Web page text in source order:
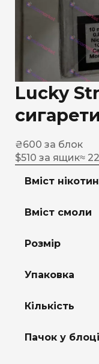
Lucky
₴600 за блок
$510 за ящик≈
Вміст
Вміст смоли
Розмір
Упаковка
Кількість
Пачок у блоці